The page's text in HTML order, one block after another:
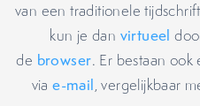
van een traditionele
kun je dan virtueel
de browser. Er bestaan
viae-mail, vergelijkbaar